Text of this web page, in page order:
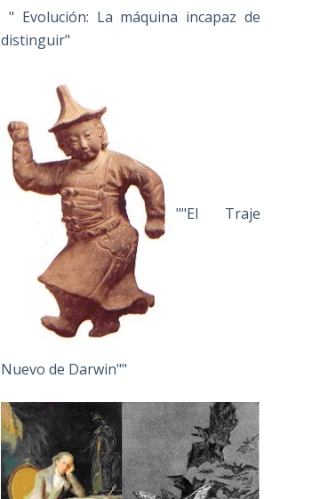
" Evolución: La máquina incapaz de
distinguir"
""El Traje
Nuevo de Darwin""